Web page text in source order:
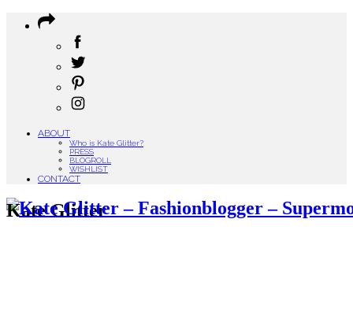
ABOUT
Who is Kate Glitter?
PRESS
BLOGROLL
WISHLIST
CONTACT
Kate Glitter